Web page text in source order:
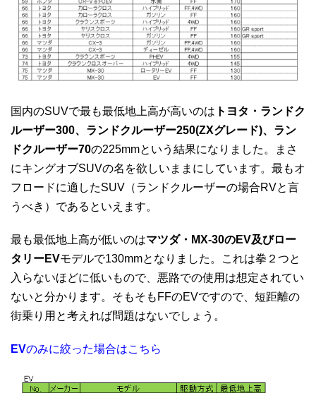
国内のSUVで最も最低地上高が高いのは トヨタ・ランドク
ルーザー300、ランドクルーザー250(ZXグレード)、ラン
ドクルーザー70の225mmという結果になりました。まさ
にキングオブSUVの名を欲しいままにしています。最もオ
フロードに適したSUV（ランドクルーザーの場合RVと言
うべき）であるといえます。
最も最低地上高が低いのはマツダ・MX-30のEV及びロー
タリーEVモデルで130mmとなりました。これは拳２つと
入らないほどに低いもので、悪路での使用は想定されてい
ないと分かります。そもそもFFのEVですので、短距離の
街乗り用と考えれば問題はないでしょう。
EVのみに絞った場合はこちら